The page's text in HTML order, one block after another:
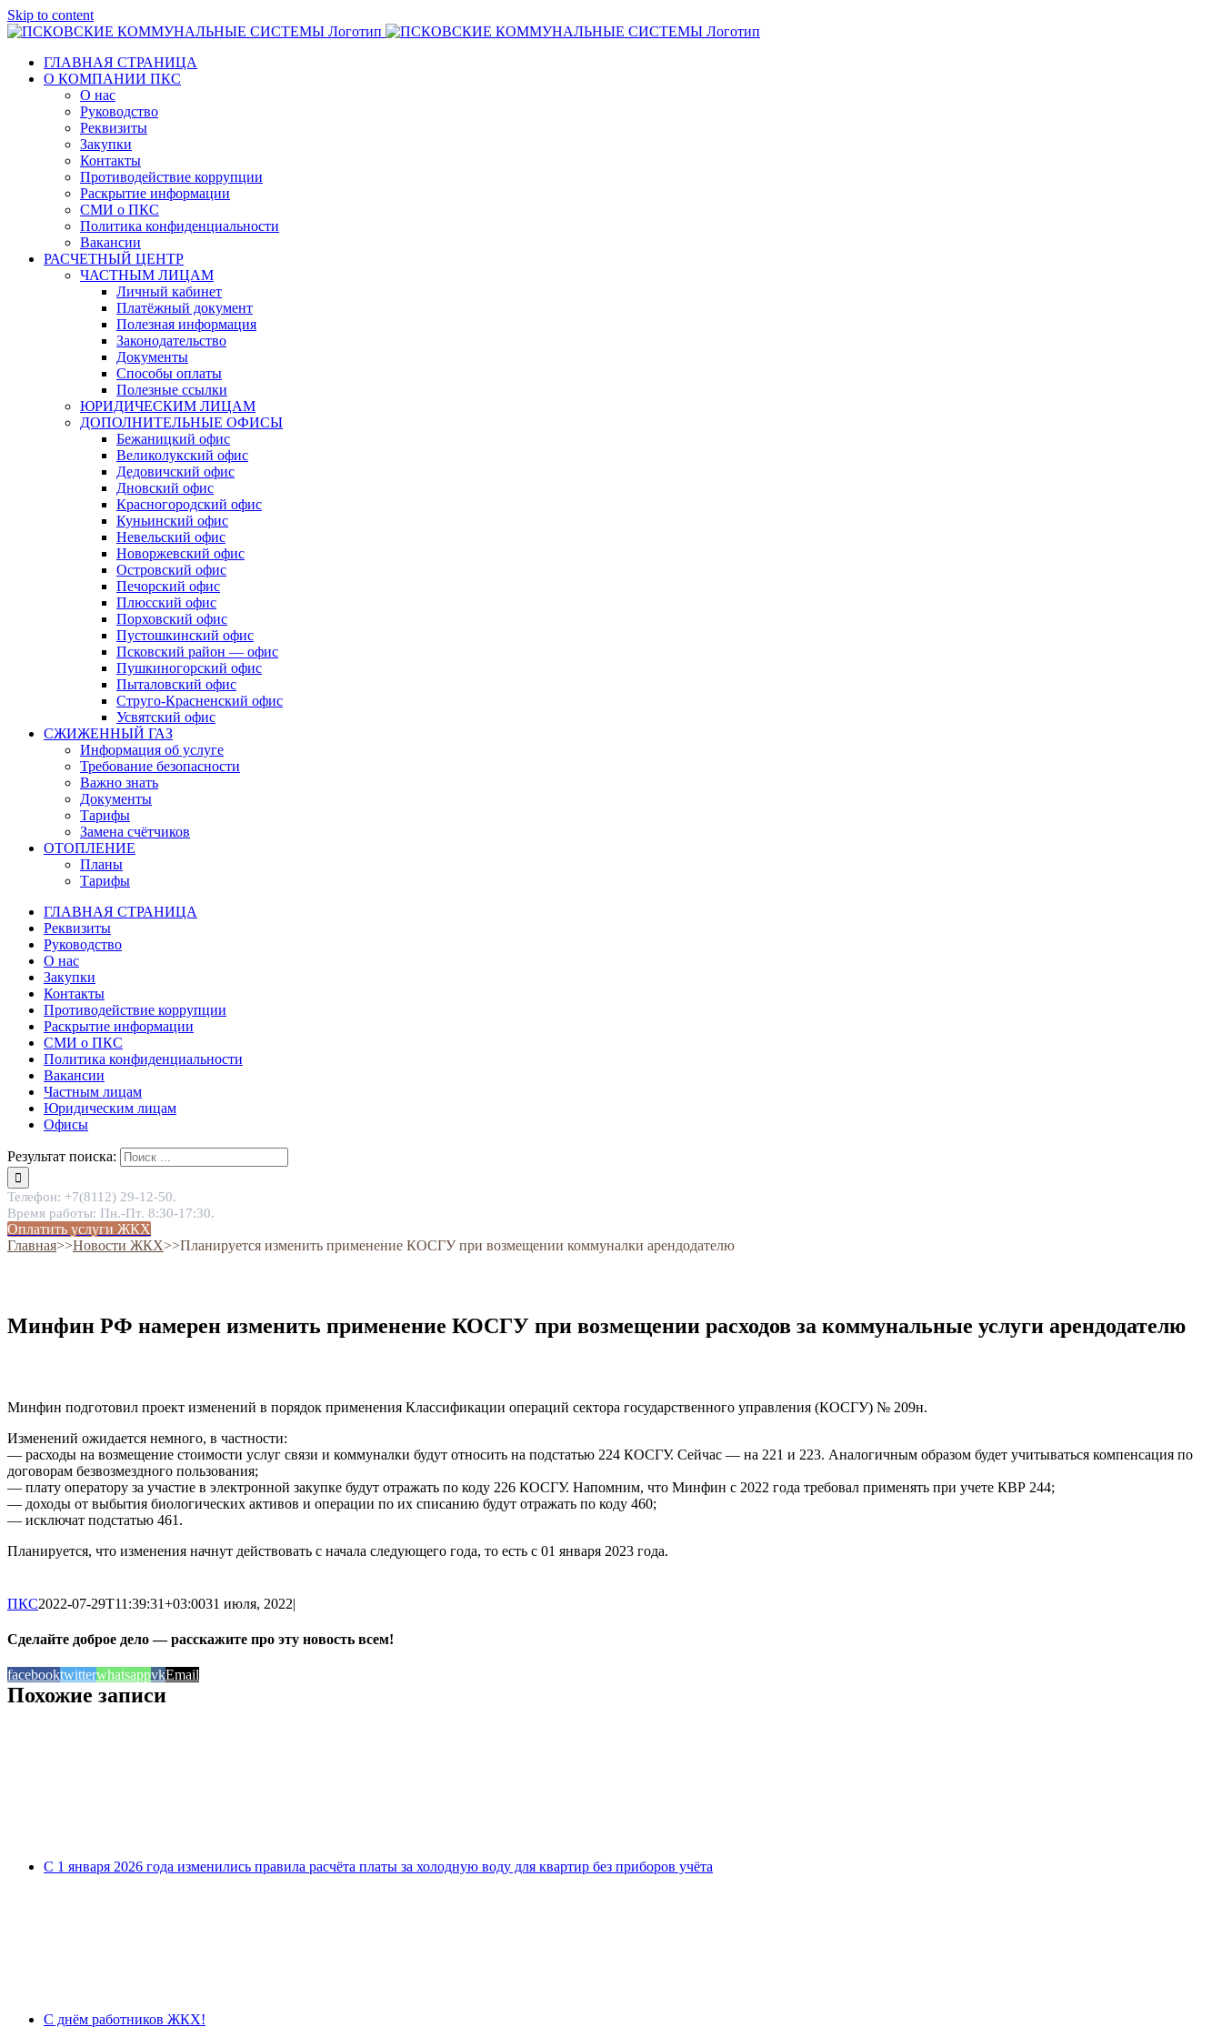
Skip to content
ГЛАВНАЯ СТРАНИЦА
О КОМПАНИИ ПКС
О нас
Руководство
Реквизиты
Закупки
Контакты
Противодействие коррупции
Раскрытие информации
СМИ о ПКС
Политика конфиденциальности
Вакансии
РАСЧЕТНЫЙ ЦЕНТР
ЧАСТНЫМ ЛИЦАМ
Личный кабинет
Платёжный документ
Полезная информация
Законодательство
Документы
Способы оплаты
Полезные ссылки
ЮРИДИЧЕСКИМ ЛИЦАМ
ДОПОЛНИТЕЛЬНЫЕ ОФИСЫ
Бежаницкий офис
Великолукский офис
Дедовичский офис
Дновский офис
Красногородский офис
Куньинский офис
Невельский офис
Новоржевский офис
Островский офис
Печорский офис
Плюсский офис
Порховский офис
Пустошкинский офис
Псковский район — офис
Пушкиногорский офис
Пыталовский офис
Струго-Красненский офис
Усвятский офис
СЖИЖЕННЫЙ ГАЗ
Информация об услуге
Требование безопасности
Важно знать
Документы
Тарифы
Замена счётчиков
ОТОПЛЕНИЕ
Планы
Тарифы
ГЛАВНАЯ СТРАНИЦА
Реквизиты
Руководство
О нас
Закупки
Контакты
Противодействие коррупции
Раскрытие информации
СМИ о ПКС
Политика конфиденциальности
Вакансии
Частным лицам
Юридическим лицам
Офисы
Результат поиска:
Телефон: +7(8112) 29-12-50.
Время работы: Пн.-Пт. 8:30-17:30.
Оплатить услуги ЖКХ
Главная˃˃Новости ЖКХ˃˃Планируется изменить применение КОСГУ при возмещении коммуналки арендодателю
Минфин РФ намерен изменить применение КОСГУ при возмещении расходов за коммунальные услуги арендодателю
Минфин подготовил проект изменений в порядок применения Классификации операций сектора государственного управления (КОСГУ) № 209н.
Изменений ожидается немного, в частности:
— расходы на возмещение стоимости услуг связи и коммуналки будут относить на подстатью 224 КОСГУ. Сейчас — на 221 и 223. Аналогичным образом будет учитываться компенсация по
договорам безвозмездного пользования;
— плату оператору за участие в электронной закупке будут отражать по коду 226 КОСГУ. Напомним, что Минфин с 2022 года требовал применять при учете КВР 244;
— доходы от выбытия биологических активов и операции по их списанию будут отражать по коду 460;
— исключат подстатью 461.
Планируется, что изменения начнут действовать с начала следующего года, то есть с 01 января 2023 года.
ПКС2022-07-29T11:39:31+03:0031 июля, 2022|
Сделайте доброе дело — расскажите про эту новость всем!
facebooktwitterwhatsappvkEmail
Похожие записи
С 1 января 2026 года изменились правила расчёта платы за холодную воду для квартир без приборов учёта
С днём работников ЖКХ!